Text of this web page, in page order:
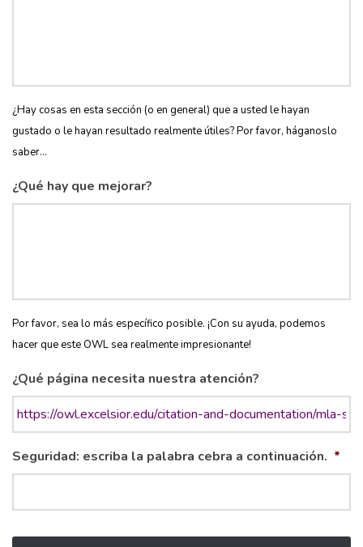
¿Hay cosas en esta sección (o en general) que a usted le hayan
gustado o le hayan resultado realmente útiles? Por favor, háganoslo
saber...
¿Qué hay que mejorar?
Por favor, sea lo más específico posible. ¡Con su ayuda, podemos
hacer que este OWL sea realmente impresionante!
¿Qué página necesita nuestra atención?
Seguridad: escriba la palabra cebra a continuación. *